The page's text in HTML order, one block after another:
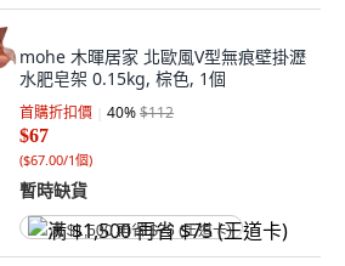
mohe 木暉居家 北歐風V型無痕壁掛瀝
水肥皂架 0.15kg, 棕色, 1個
首購折扣價 40%$112
$67
($67.00/1個)
暫時缺貨
满 $1,500 再省 $75 (王道卡)